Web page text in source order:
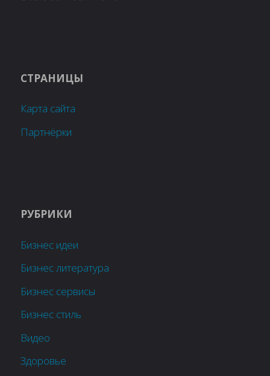
СТРАНИЦЫ
Карта сайта
Партнёрки
РУБРИКИ
Бизнес идеи
Бизнес литература
Бизнес сервисы
Бизнес стиль
Видео
Здоровье